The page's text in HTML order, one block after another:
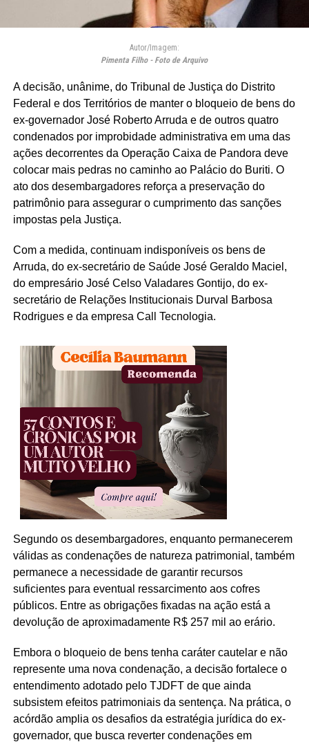
Autor/Imagem:
Pimenta Filho - Foto de Arquivo
A decisão, unânime, do Tribunal de Justiça do Distrito
Federal e dos Territórios de manter o bloqueio de bens do
ex-governador José Roberto Arruda e de outros quatro
condenados por improbidade administrativa em uma das
ações decorrentes da Operação Caixa de Pandora deve
colocar mais pedras no caminho ao Palácio do Buriti. O
ato dos desembargadores reforça a preservação do
patrimônio para assegurar o cumprimento das sanções
impostas pela Justiça.
Com a medida, continuam indisponíveis os bens de
Arruda, do ex-secretário de Saúde José Geraldo Maciel,
do empresário José Celso Valadares Gontijo, do ex-
secretário de Relações Institucionais Durval Barbosa
Rodrigues e da empresa Call Tecnologia.
Segundo os desembargadores, enquanto permanecerem
válidas as condenações de natureza patrimonial, também
permanece a necessidade de garantir recursos
suficientes para eventual ressarcimento aos cofres
públicos. Entre as obrigações fixadas na ação está a
devolução de aproximadamente R$ 257 mil ao erário.
Embora o bloqueio de bens tenha caráter cautelar e não
represente uma nova condenação, a decisão fortalece o
entendimento adotado pelo TJDFT de que ainda
subsistem efeitos patrimoniais da sentença. Na prática, o
acórdão amplia os desafios da estratégia jurídica do ex-
governador, que busca reverter condenações em